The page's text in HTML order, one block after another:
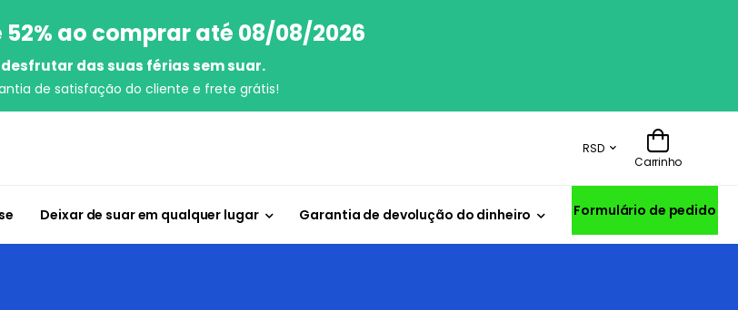
52% ao comprar até 08/08/2026
desfrutar das suas férias sem suar.
de satisfação do cliente e frete grátis!
RSD
Carrinho
Deixar de suar em qualquer lugar Garantia de devolução do dinheiro Formulário de pedido